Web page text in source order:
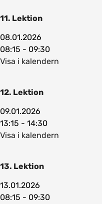
11. Lektion
08.01.2026
08:15 - 09:30
Visa i kalendern
12. Lektion
09.01.2026
13:15 - 14:30
Visa i kalendern
13. Lektion
13.01.2026
08:15 - 09:30